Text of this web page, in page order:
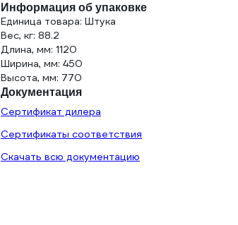
Информация об упаковке
Единица товара: Штука
Вес, кг: 88.2
Длина, мм: 1120
Ширина, мм: 450
Высота, мм: 770
Документация
Сертификат дилера
Сертификаты соответствия
Скачать всю документацию